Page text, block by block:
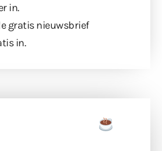
in.
gratis nieuwsbrief
in.